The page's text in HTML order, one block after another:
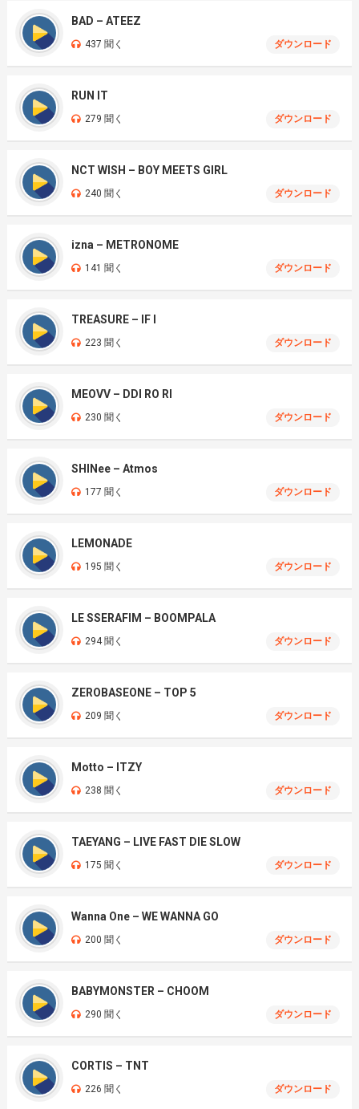
BAD – ATEEZ
437 聞く ダウンロード
RUN IT
279 聞く ダウンロード
NCT WISH – BOY MEETS GIRL
240 聞く ダウンロード
izna – METRONOME
141 聞く ダウンロード
TREASURE – IF I
223 聞く ダウンロード
MEOVV – DDI RO RI
230 聞く ダウンロード
SHINee – Atmos
177 聞く ダウンロード
LEMONADE
195 聞く ダウンロード
LE SSERAFIM – BOOMPALA
294 聞く ダウンロード
ZEROBASEONE – TOP 5
209 聞く ダウンロード
Motto – ITZY
238 聞く ダウンロード
TAEYANG – LIVE FAST DIE SLOW
175 聞く ダウンロード
Wanna One – WE WANNA GO
200 聞く ダウンロード
BABYMONSTER – CHOOM
290 聞く ダウンロード
CORTIS – TNT
226 聞く ダウンロード